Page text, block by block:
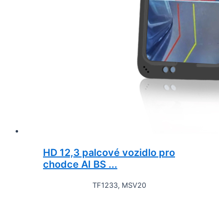
HD 12,3 palcové vozidlo pro
chodce AI BS ...
TF1233, MSV20